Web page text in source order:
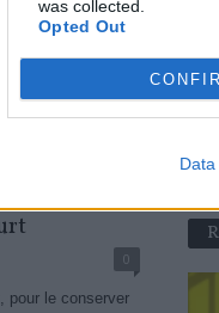
was collected.
Opted Out
0
pour le conserver